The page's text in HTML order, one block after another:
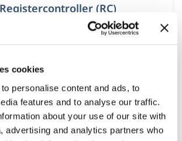
cookies
personalise content and ads, to
features and to analyse our traffic.
about your use of our site with
advertising and analytics partners who
(RC)
in deeltijd voor business en
met 6+ jaar ervaring. Ontwikkel
(RC) en strategisch business